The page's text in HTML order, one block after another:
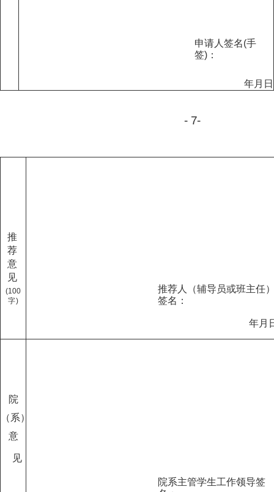
申请人签名(手
签)：
年月 日
-7-
推
荐
意
见
(100
字)
推荐人（辅导员或班主任
签名 ：
年月
院
（系）
意
见
院系主管学生工作领导签